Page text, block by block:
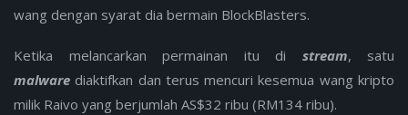
wang dengan syarat dia bermain BlockBlasters.
Ketika melancarkan permainan itu di stream, satu
malware diaktifkan dan terus mencuri kesemua wang kripto
milik Raivo yang berjumlah AS$32 ribu (RM134 ribu).